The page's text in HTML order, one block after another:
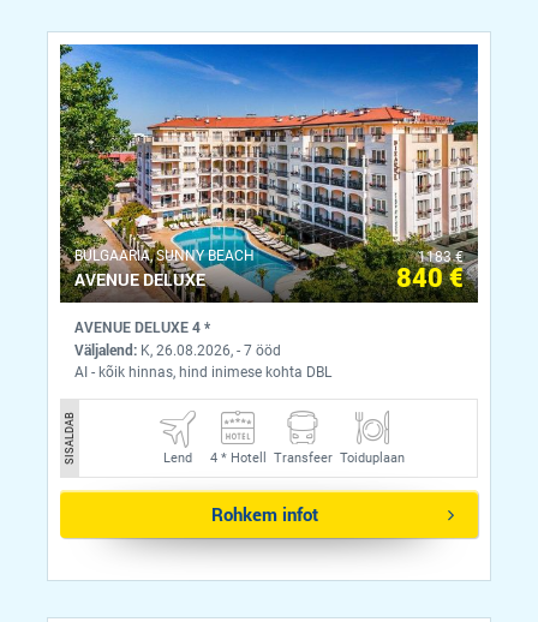
BULGAARIA, SUNNY BEACH
AVENUE DELUXE
1183 €
840 €
AVENUE DELUXE 4 *
Väljalend: K, 26.08.2026, - 7 ööd
AI - kõik hinnas, hind inimese kohta DBL
SISALDAB Lend 4 *Hotell Transfeer Toiduplaan
Rohkem infot